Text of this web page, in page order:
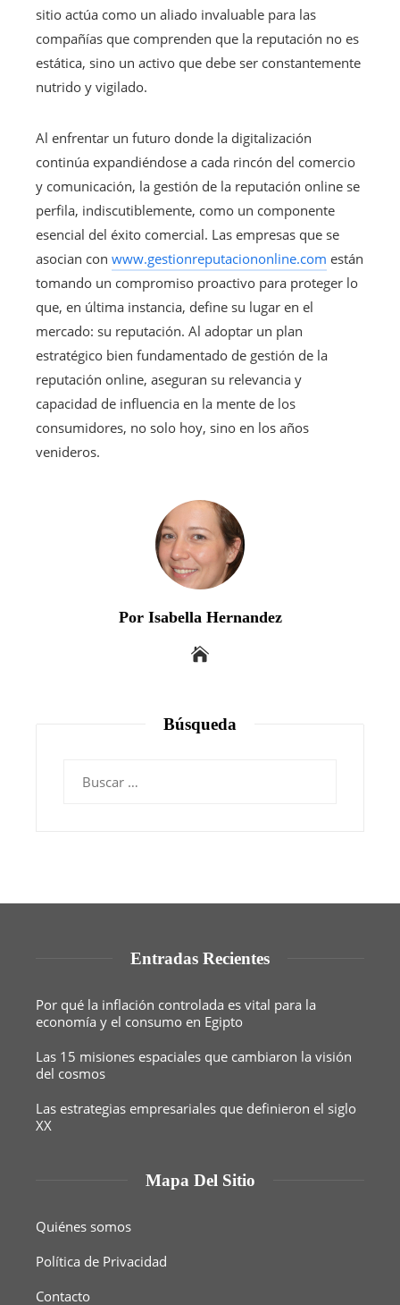
sitio actúa como un aliado invaluable para las
compañías que comprenden que la reputación no es
estática, sino un activo que debe ser constantemente
nutrido y vigilado.
Al enfrentar un futuro donde la digitalización
continúa expandiéndose a cada rincón del comercio
y comunicación, la gestión de la reputación online se
perfila, indiscutiblemente, como un componente
esencial del éxito comercial. Las empresas que se
asocian con www.gestionreputaciononline.com están
tomando un compromiso proactivo para proteger lo
que, en última instancia, define su lugar en el
mercado: su reputación. Al adoptar un plan
estratégico bien fundamentado de gestión de la
reputación online, aseguran su relevancia y
capacidad de influencia en la mente de los
consumidores, no solo hoy, sino en los años
venideros.
Por Isabella Hernandez
Búsqueda
Entradas Recientes
Por qué la inflación controlada es vital para la
economía y el consumo en Egipto
Las 15 misiones espaciales que cambiaron la visión
del cosmos
Las estrategias empresariales que definieron el siglo
XX
Mapa Del Sitio
Quiénes somos
Política de Privacidad
Contacto